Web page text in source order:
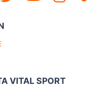
VITAL SPORT